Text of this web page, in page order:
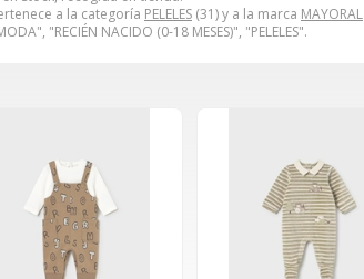
a la categoría PELELES (31) y a la marca MAYORAL
"RECIÉN NACIDO (0-18 MESES)", "PELELES".